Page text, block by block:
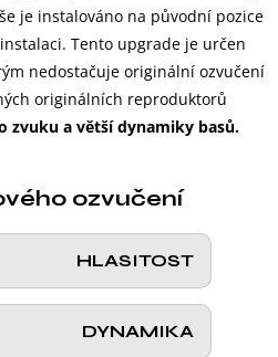
je instalováno na původní pozice
Tento upgrade je určen
nedostačuje originální ozvučení
originálních reproduktorů
zvuku a větší dynamiky basů.
ozvučení
HLASITOST
DYNAMIKA